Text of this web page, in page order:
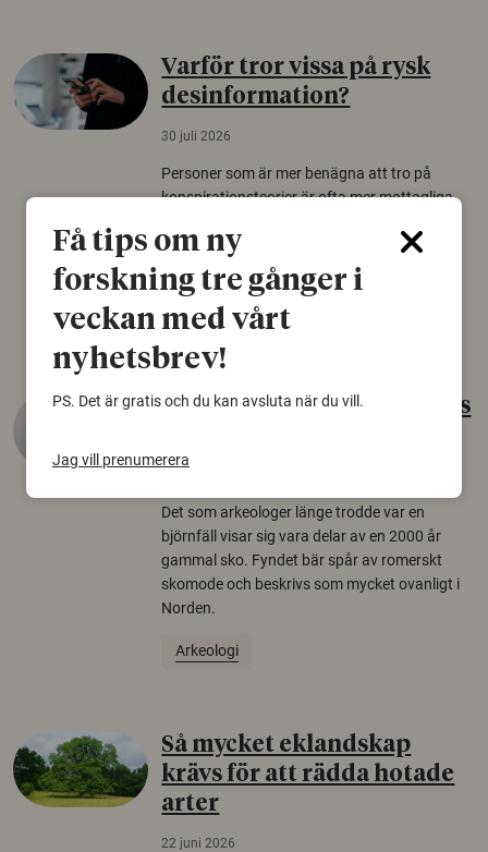
Varför tror vissa på rysk
desinformation?
30 juli 2026
Personer som är mer benägna att tro på
konspirationsteorier är ofta mer mottagliga
från Försvarshögskolan med deltagare i fyra
europeiska länder.
Säkerhetspolitik
Gammalt skinn var Sveriges
Det som arkeologer länge trodde var en
björnfäll visar sig vara delar av en 2000 år
gammal sko. Fyndet bär spår av romerskt
skomode och beskrivs som mycket ovanligt i
Norden.
Arkeologi
Så mycket eklandskap
krävs för att rädda hotade
arter
22 juni 2026
Få tips om ny
forskning tre gånger i
veckan med vårt
nyhetsbrev!
PS. Det är gratis och du kan avsluta när du vill.
Jag vill prenumerera